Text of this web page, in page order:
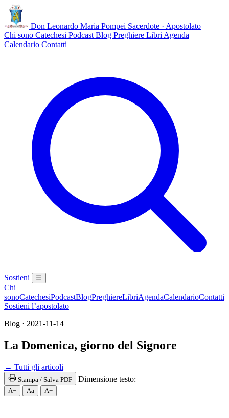
Don Leonardo Maria Pompei Sacerdote · Apostolato
Chi sono Catechesi Podcast Blog Preghiere Libri Agenda
Calendario Contatti
Sostieni ☰
Chi
sonoCatechesiPodcastBlogPreghiereLibriAgendaCalendarioContatti
Sostieni l’apostolato
Blog · 2021-11-14
La Domenica, giorno del Signore
← Tutti gli articoli
Stampa / Salva PDF Dimensione testo:
A− Aa A+